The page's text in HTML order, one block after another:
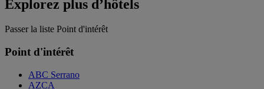
Explorez plus d’hôtels
Passer la liste Point d'intérêt
Point d'intérêt
ABC Serrano
AZCA